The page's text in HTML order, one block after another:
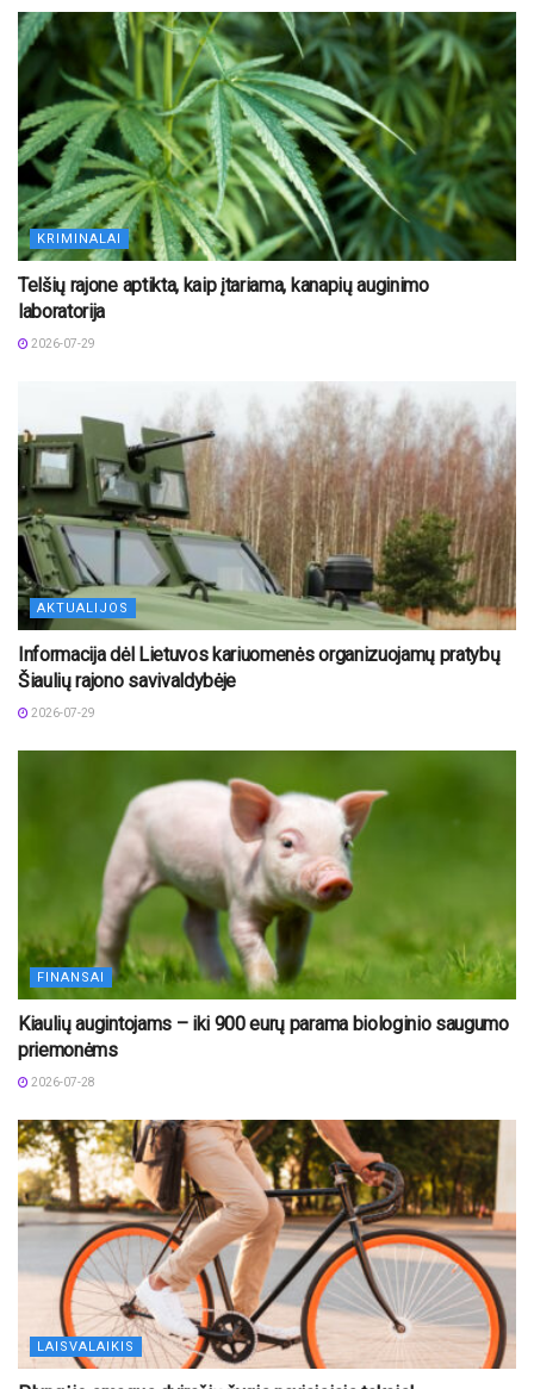
KRIMINALAI
Telšių rajone aptikta, kaip įtariama, kanapių auginimo
laboratorija
2026-07-29
AKTUALIJOS
Informacija dėl Lietuvos kariuomenės organizuojamų pratybų
Šiaulių rajono savivaldybėje
2026-07-29
FINANSAI
Kiaulių augintojams – iki 900 eurų parama biologinio saugumo
priemonėms
2026-07-28
LAISVALAIKIS